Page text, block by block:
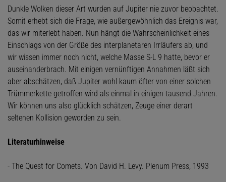
Dunkle Wolken dieser Art wurden auf Jupiter nie zuvor beobachtet.
Somit erhebt sich die Frage, wie außergewöhnlich das Ereignis war,
das wir miterlebt haben. Nun hängt die Wahrscheinlichkeit eines
Einschlags von der Größe des interplanetaren Irrläufers ab, und
wir wissen immer noch nicht, welche Masse S-L 9 hatte, bevor er
auseinanderbrach. Mit einigen vernünftigen Annahmen läßt sich
aber abschätzen, daß Jupiter wohl kaum öfter von einer solchen
Trümmerkette getroffen wird als einmal in einigen tausend Jahren.
Wir können uns also glücklich schätzen, Zeuge einer derart
seltenen Kollision geworden zu sein.
Literaturhinweise
- The Quest for Comets. Von David H. Levy. Plenum Press, 1993